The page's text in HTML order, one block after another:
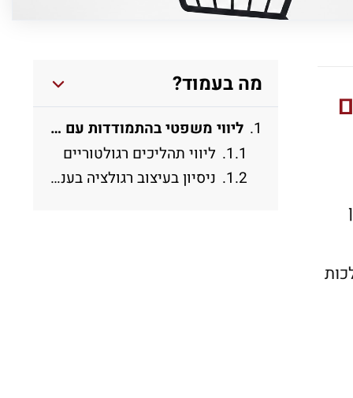
מה בעמוד?
ליווי משפטי בהתמודדות עם אסדרה קיימת ובהיערכות לשינויים רגולטוריים בענף התקשורת.
ליווי תהליכים רגולטוריים
ניסיון בעיצוב רגולציה בענף התקשורת